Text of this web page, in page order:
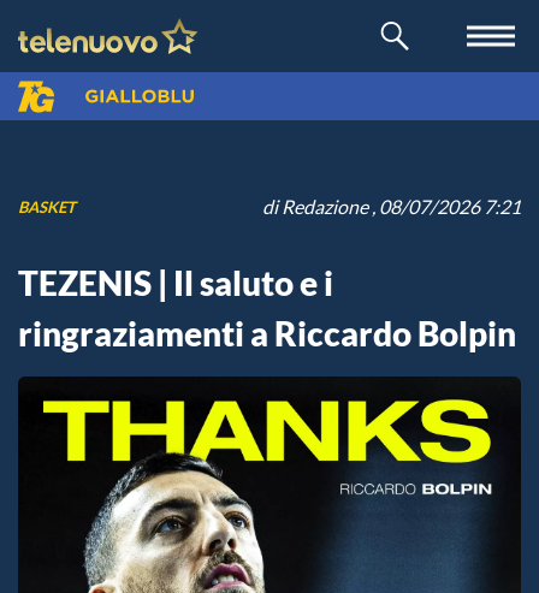
BASKET diRedazione, 08/07/2026 7:21
TEZENIS | Il saluto e i
ringraziamenti a Riccardo Bolpin